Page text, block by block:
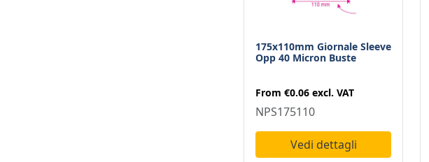
175x110mm Giornale Sleeve
Opp 40 Micron Buste
From €0.06 excl. VAT
NPS175110
Vedi dettagli